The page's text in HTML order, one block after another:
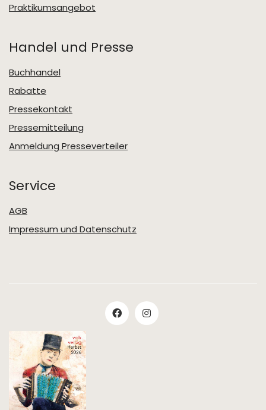
Praktikumsangebot
Handel und Presse
Buchhandel
Rabatte
Pressekontakt
Pressemitteilung
Anmeldung Presseverteiler
Service
AGB
Impressum und Datenschutz